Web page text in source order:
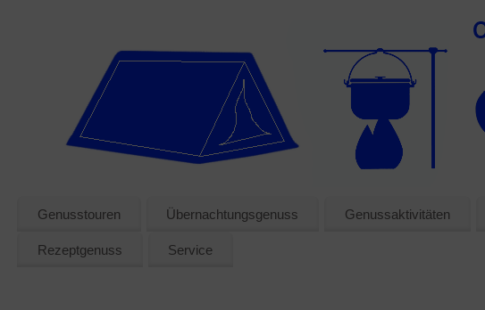
Genusstouren Übernachtungsgenuss Genussaktivitäten
Rezeptgenuss Service